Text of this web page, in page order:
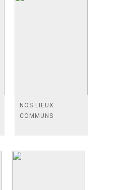
NOS LIEUX
COMMUNS